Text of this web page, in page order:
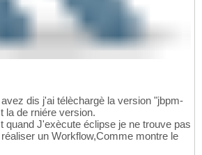
dis j'ai télèchargè la version "jbpm-
la de rniére version.
quand J'exècute éclipse je ne trouve pas
un Workflow,Comme montre le